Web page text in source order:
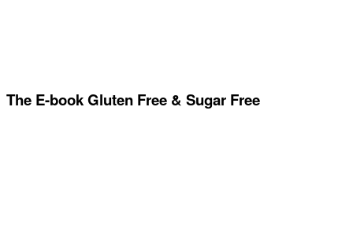
The E-book Gluten Free & Sugar Free